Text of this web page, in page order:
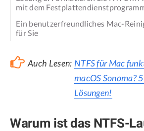
mit dem
Ein benutzerfreundliches Mac-
für Sie
Auch Lesen: NTFS für Mac
macOS Sonoma?
Lösungen!
Warum ist das NTFS-